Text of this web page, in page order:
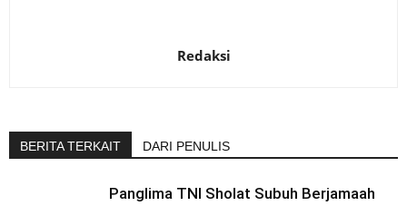
Redaksi
BERITA TERKAIT DARI PENULIS
Panglima TNI Sholat Subuh Berjamaah